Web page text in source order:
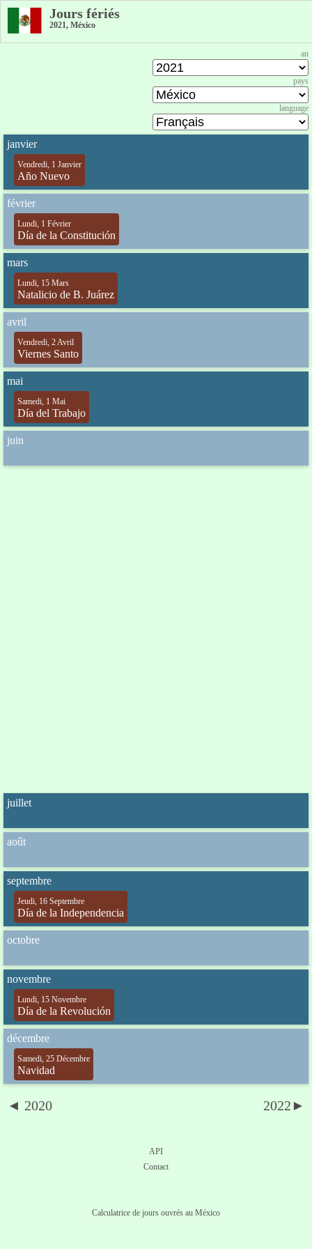
Jours fériés
2021, México
an
pays
language
janvier
Vendredi, 1 Janvier
Año Nuevo
février
Lundi, 1 Février
Día de la Constitución
mars
Lundi, 15 Mars
Natalicio de B. Juárez
avril
Vendredi, 2 Avril
Viernes Santo
mai
Samedi, 1 Mai
Día del Trabajo
juin
juillet
août
septembre
Jeudi, 16 Septembre
Día de la Independencia
octobre
novembre
Lundi, 15 Novembre
Día de la Revolución
décembre
Samedi, 25 Décembre
Navidad
◄ 2020 2022►
API
Contact
Calculatrice de jours ouvrés au México